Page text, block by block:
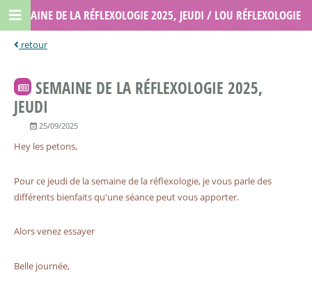
SEMAINE DE LA RÉFLEXOLOGIE 2025,
JEUDI
25/09/2025
Hey les petons,
Pour ce jeudi de la semaine de la réflexologie, je vous parle des
différents bienfaits qu'une séance peut vous apporter.
Alors venez essayer
Belle journée,
SEMAINE DE LA RÉFLEXOLOGIE 2025, JEUDI / LOU RÉFLEXOLOGIE